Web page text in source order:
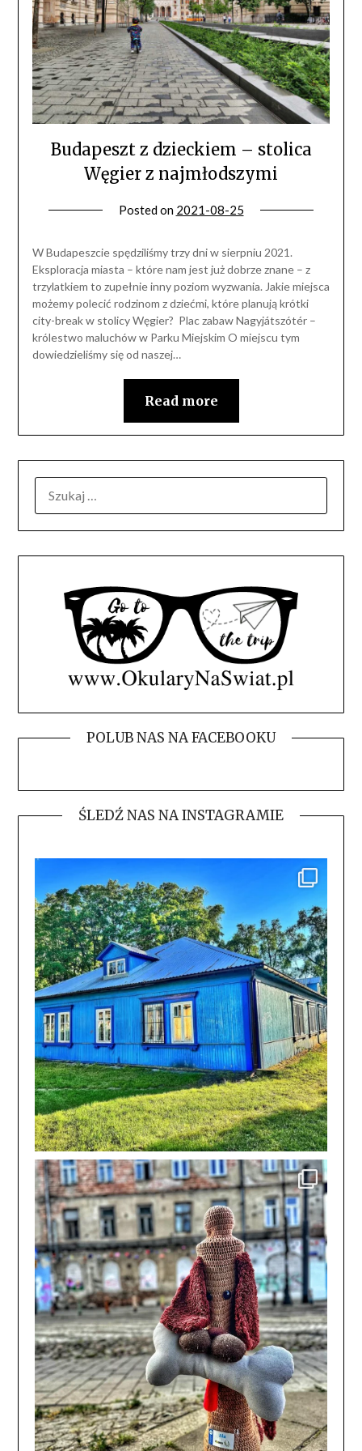
Budapeszt z dzieckiem – stolica
Węgier z najmłodszymi
Posted on 2021-08-25
W Budapeszcie spędziliśmy trzy dni w sierpniu 2021.
Eksploracja miasta – które nam jest już dobrze znane – z
trzylatkiem to zupełnie inny poziom wyzwania. Jakie miejsca
możemy polecić rodzinom z dziećmi, które planują krótki
city-break w stolicy Węgier? Plac zabaw Nagyjátszótér –
królestwo maluchów w Parku Miejskim O miejscu tym
dowiedzieliśmy się od naszej…
Read more
POLUB NAS NA FACEBOOKU
ŚLEDŹ NAS NA INSTAGRAMIE